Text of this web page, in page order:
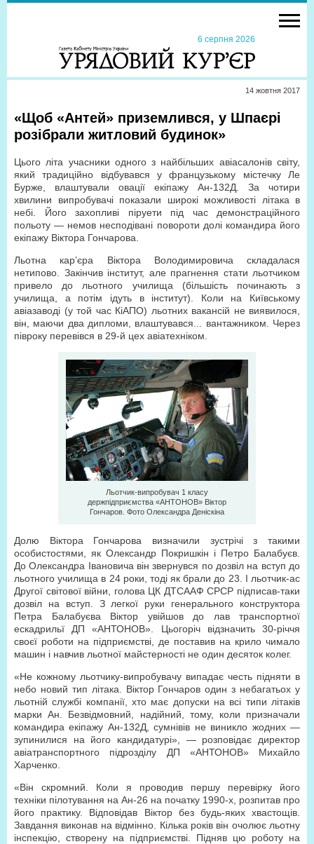
6 серпня 2026
14 жовтня 2017
«Щоб «Антей» приземлився, у Шпаєрі
розібрали житловий будинок»
Цього літа учасники одного з найбільших авіасалонів світу,
який традиційно відбувався у французькому містечку Ле
Бурже, влаштували овації екіпажу Ан-132Д. За чотири
хвилини випробувачі показали широкі можливості літака в
небі. Його захопливі піруети під час демонстраційного
польоту — немов несподівані повороти долі командира його
екіпажу Віктора Гончарова.
Льотна кар’єра Віктора Володимировича складалася
нетипово. Закінчив інститут, але прагнення стати льотчиком
привело до льотного училища (більшість починають з
училища, а потім ідуть в інститут). Коли на Київському
авіазаводі (у той час КіАПО) льотних вакансій не виявилося,
він, маючи два дипломи, влаштувався... вантажником. Через
півроку перевівся в 29-й цех авіатехніком.
Льотчик-випробувач 1 класу
держпідприємства «АНТОНОВ» Віктор
Гончаров. Фото Олександра Деніскіна
Долю Віктора Гончарова визначили зустрічі з такими
особистостями, як Олександр Покришкін і Петро Балабуєв.
До Олександра Івановича він звернувся по дозвіл на вступ до
льотного училища в 24 роки, тоді як брали до 23. І льотчик-ас
Другої світової війни, голова ЦК ДТСААФ СРСР підписав-таки
дозвіл на вступ. З легкої руки генерального конструктора
Петра Балабуєва Віктор увійшов до лав транспортної
ескадрильї ДП «АНТОНОВ». Цьогоріч відзначить 30-річчя
своєї роботи на підприємстві, де поставив на крило чимало
машин і навчив льотної майстерності не один десяток колег.
«Не кожному льотчику-випробувачу випадає честь підняти в
небо новий тип літака. Віктор Гончаров один з небагатьох у
льотній службі компанії, хто має допуски на всі типи літаків
марки Ан. Безвідмовний, надійний, тому, коли призначали
командира екіпажу Ан-132Д, сумнівів не виникло жодних —
зупинилися на його кандидатурі», — розповідає директор
авіатранспортного підрозділу ДП «АНТОНОВ» Михайло
Харченко.
«Він скромний. Коли я проводив першу перевірку його
техніки пілотування на Ан-26 на початку 1990-х, розпитав про
його практику. Відповідав Віктор без будь-яких хвастощів.
Завдання виконав на відмінно. Кілька років він очолює льотну
інспекцію, створену на підприємстві. Підняв цю роботу на